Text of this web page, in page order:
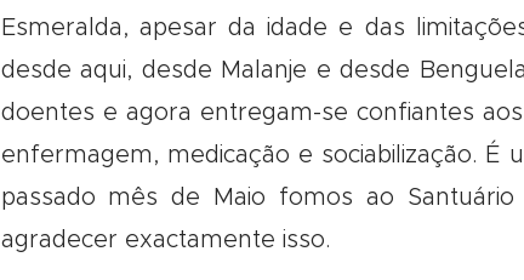
Esmeralda, apesar da idade e das
desde aqui, desde Malanje e desde
doentes e agora entregam-se confiantes
enfermagem, medicação e sociabilização.
passado mês de Maio fomos ao
agradecer exactamente isso.